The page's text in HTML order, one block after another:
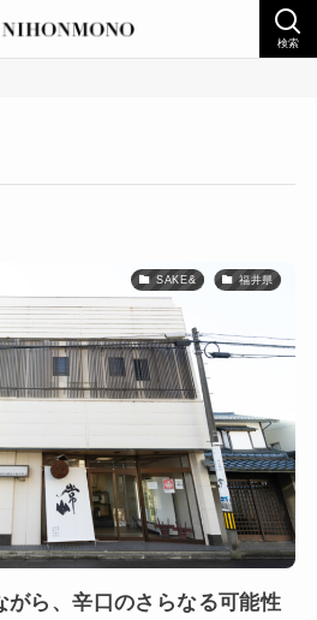
検索
SAKE& 福井県
がら、辛口のさらなる可能性